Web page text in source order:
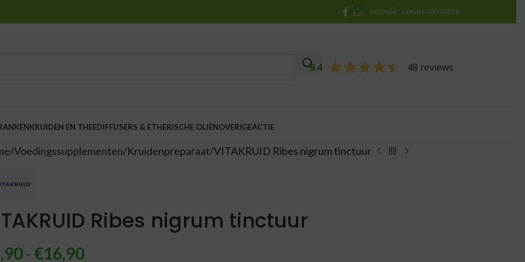
0 €0,00 LOGIN / REGISTER
9.4 48 reviews
KRUIDEN EN THEEDIFFUSERS & ETHERISCHE OLIËNOVERIGEACTIE
Voedingssupplementen Kruidenpreparaat VITAKRUID Ribes nigrum tinctuur
Ribes nigrum tinctuur
- €16,90